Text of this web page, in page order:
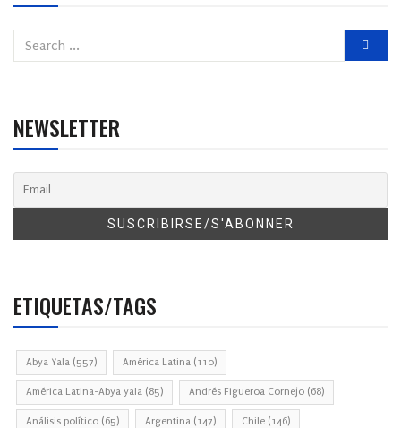
NEWSLETTER
ETIQUETAS/TAGS
Abya Yala (557) América Latina (110)
América Latina-Abya yala (85) Andrés Figueroa Cornejo (68)
Análisis político (65) Argentina (147) Chile (146)